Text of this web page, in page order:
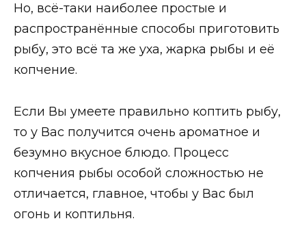
Но, всё-таки наиболее простые и
распространённые способы приготовить
рыбу, это всё та же уха, жарка рыбы и её
копчение.
Если Вы умеете правильно коптить рыбу,
то у Вас получится очень ароматное и
безумно вкусное блюдо. Процесс
копчения рыбы особой сложностью не
отличается, главное, чтобы у Вас был
огонь и коптильня.